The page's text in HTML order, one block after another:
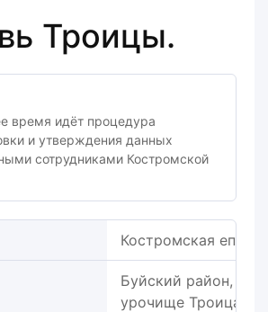
Троицы.
время идёт процедура
и утверждения данных
сотрудниками Костромской
Костромская
Буйский район,
урочище Троица